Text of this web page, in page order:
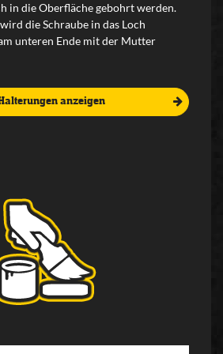
in die Oberfläche gebohrt werden.
die Schraube in das Loch
unteren Ende mit der Mutter
anzeigen